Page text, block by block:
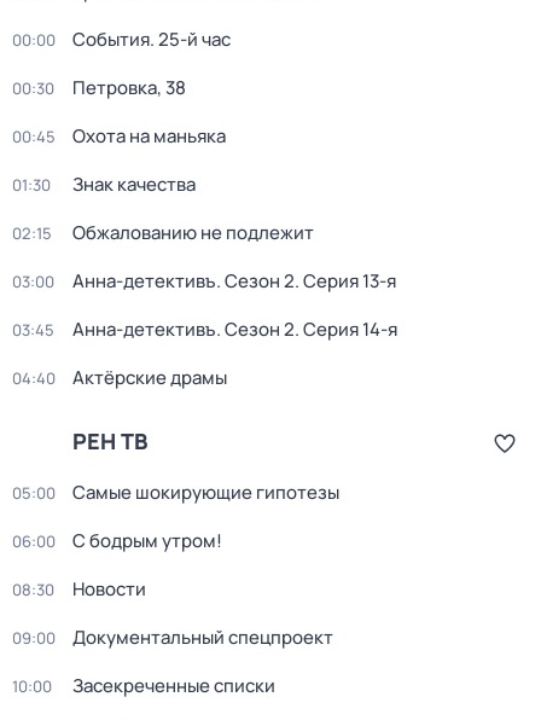
00:00 События. 25-й час
00:30 Петровка, 38
00:45 Охота на маньяка
01:30 Знак качества
02:15 Обжалованию не подлежит
03:00 Анна-детективъ. Сезон 2. Серия 13-я
03:45 Анна-детективъ. Сезон 2. Серия 14-я
04:40 Актёрские драмы
РЕН ТВ
05:00 Самые шoкиpующие гипотезы
06:00 С бодрым утром!
08:30 Новости
09:00 Документальный спецпроект
10:00 Зaceкрeченные списки